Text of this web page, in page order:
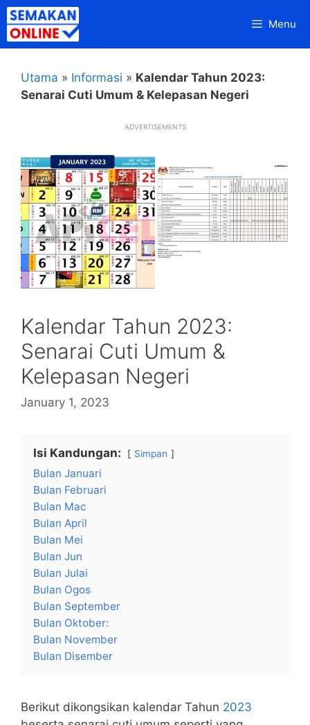
Skip
to
content
Menu
Utama » Informasi » Kalendar Tahun 2023:
Senarai Cuti Umum & Kelepasan Negeri
ADVERTISEMENTS
Kalendar Tahun 2023:
Senarai Cuti Umum &
Kelepasan Negeri
January 1, 2023
Isi Kandungan: Simpan
Bulan Januari
Bulan Februari
Bulan Mac
Bulan April
Bulan Mei
Bulan Jun
Bulan Julai
Bulan Ogos
Bulan September
Bulan Oktober:
Bulan November
Bulan Disember
Berikut dikongsikan kalendar Tahun 2023